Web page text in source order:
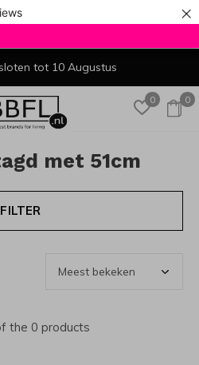
×
0 0
tot 10 Augustus
met 51cm
FILTER
the 0 products